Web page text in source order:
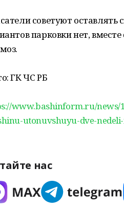
советуют
парковки нет,
ГК ЧС РБ
www.bashinform.ru/news/
utonuvshuyu-dve-
нас